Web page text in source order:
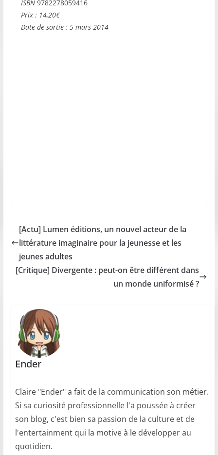
ISBN9782278059416
Prix : 14,20€
Date de sortie : 5 mars 2014
[Actu] Lumen éditions, un nouvel acteur de la
littérature imaginaire pour la jeunesse et les
jeunes adultes
[Critique] Divergente : peut-on être différent dans
un monde uniformisé ?
Ender
Claire "Ender" a fait de la communication son métier.
Si sa curiosité professionnelle l'a poussée à créer
son blog, c'est bien sa passion de la culture et de
l'entertainment qui la motive à le développer au
quotidien.